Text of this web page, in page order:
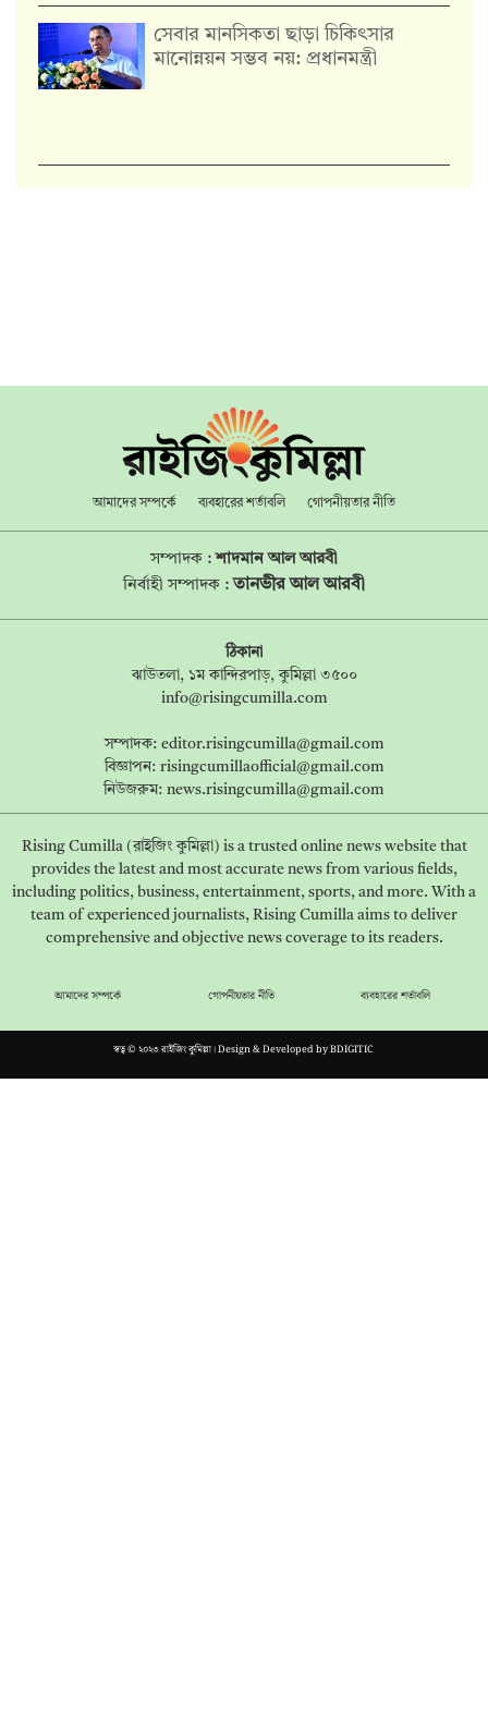
সেবার মানসিকতা ছাড়া চিকিৎসার
মানোন্নয়ন সম্ভব নয়: প্রধানমন্ত্রী
আমাদের সম্পর্কে ব্যবহারের শর্তাবলি গোপনীয়তার নীতি
সম্পাদক :শাদমান আল আরবী
নির্বাহী সম্পাদক :তানভীর আল আরবী
ঠিকানা
ঝাউতলা, ১ম কান্দিরপাড়, কুমিল্লা ৩৫০০
info@risingcumilla.com
সম্পাদক: editor.risingcumilla@gmail.com
বিজ্ঞাপন: risingcumillaofficial@gmail.com
নিউজরুম: news.risingcumilla@gmail.com
Rising Cumilla (রাইজিং কুমিল্লা) is a trusted online news website that
provides the latest and most accurate news from various fields,
including politics, business, entertainment, sports, and more. With a
team of experienced journalists, Rising Cumilla aims to deliver
comprehensive and objective news coverage to its readers.
আমাদের সম্পর্কে গোপনীয়তার নীতি ব্যবহারের শর্তাবলি
স্বত্ব © ২০২৩ রাইজিং কুমিল্লা। Design & Developed byBDIGITIC